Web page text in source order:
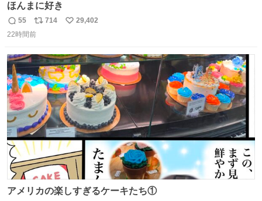
ほんまに好き
返
信
55
リ
ポ
ト
数
714
い
数
29,402
22時間前
アメリカの楽しすぎるケーキたち①